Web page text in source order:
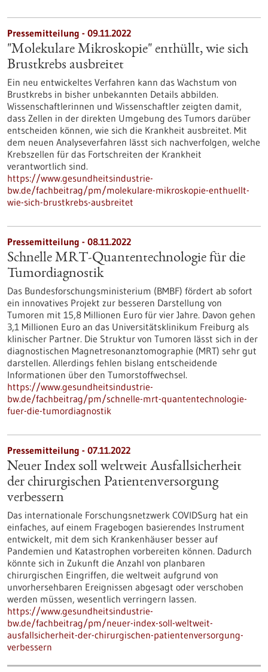
Pressemitteilung - 09.11.2022
"Molekulare Mikroskopie" enthüllt, wie sich
Brustkrebs ausbreitet
Ein neu entwickeltes Verfahren kann das Wachstum von
Brustkrebs in bisher unbekannten Details abbilden.
Wissenschaftlerinnen und Wissenschaftler zeigten damit,
dass Zellen in der direkten Umgebung des Tumors darüber
entscheiden können, wie sich die Krankheit ausbreitet. Mit
dem neuen Analyseverfahren lässt sich nachverfolgen, welche
Krebszellen für das Fortschreiten der Krankheit
verantwortlich sind.
https://www.gesundheitsindustrie-
bw.de/fachbeitrag/pm/molekulare-mikroskopie-enthuellt-
wie-sich-brustkrebs-ausbreitet
Pressemitteilung - 08.11.2022
Schnelle MRT-Quantentechnologie für die
Tumordiagnostik
Das Bundesforschungsministerium (BMBF) fördert ab sofort
ein innovatives Projekt zur besseren Darstellung von
Tumoren mit 15,8 Millionen Euro für vier Jahre. Davon gehen
3,1 Millionen Euro an das Universitätsklinikum Freiburg als
klinischer Partner. Die Struktur von Tumoren lässt sich in der
diagnostischen Magnetresonanztomographie (MRT) sehr gut
darstellen. Allerdings fehlen bislang entscheidende
Informationen über den Tumorstoffwechsel.
https://www.gesundheitsindustrie-
bw.de/fachbeitrag/pm/schnelle-mrt-quantentechnologie-
fuer-die-tumordiagnostik
Pressemitteilung - 07.11.2022
Neuer Index soll weltweit Ausfallsicherheit
der chirurgischen Patientenversorgung
verbessern
Das internationale Forschungsnetzwerk COVIDSurg hat ein
einfaches, auf einem Fragebogen basierendes Instrument
entwickelt, mit dem sich Krankenhäuser besser auf
Pandemien und Katastrophen vorbereiten können. Dadurch
könnte sich in Zukunft die Anzahl von planbaren
chirurgischen Eingriffen, die weltweit aufgrund von
unvorhersehbaren Ereignissen abgesagt oder verschoben
werden müssen, wesentlich verringern lassen.
https://www.gesundheitsindustrie-
bw.de/fachbeitrag/pm/neuer-index-soll-weltweit-
ausfallsicherheit-der-chirurgischen-patientenversorgung-
verbessern